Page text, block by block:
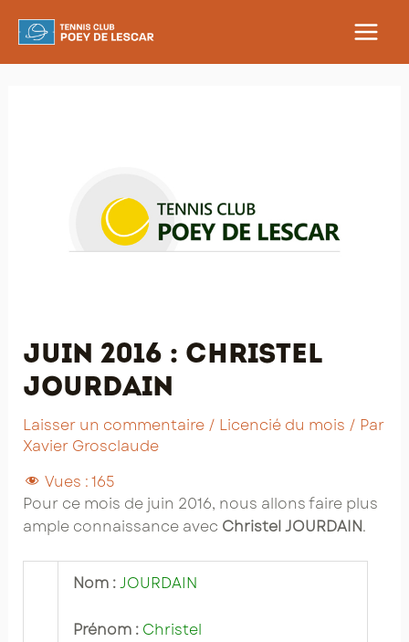
MAIN
Juin 2016 : Christel
Jourdain
Laisser un commentaire / Licencié du mois / Par
Xavier Grosclaude
Vues :165
Pour ce mois de juin 2016, nous allons faire plus
ample connaissance avec Christel JOURDAIN.
Nom :JOURDAIN
Prénom : Christel